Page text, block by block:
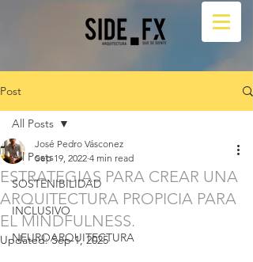
Post
All Posts
SOSTENIBILIDAD
INCLUSIVO
NEUROARQUITECTURA
All Posts
ESTRATEGIAS PARA CREAR UNA
ARQUITECTURA PROPICIA PARA
EL MINDFULNESS.
José Pedro Vásconez
Sep 19, 2022 4 min read
Updated:Sep 1, 2025